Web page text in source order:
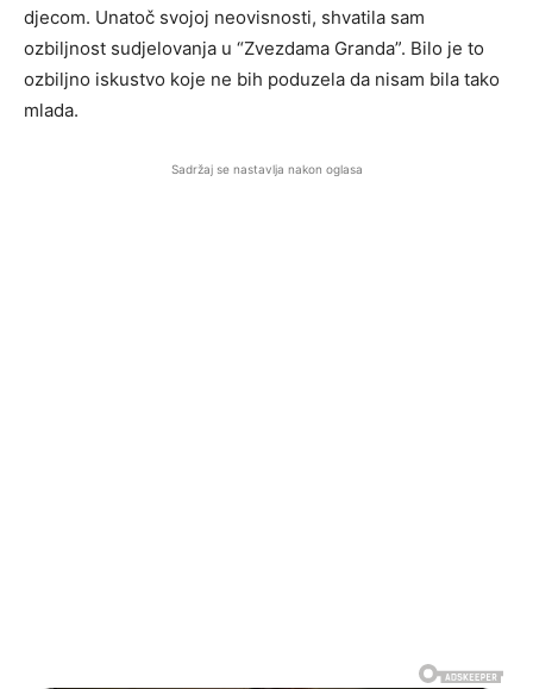
djecom. Unatoč svojoj neovisnosti, shvatila sam
ozbiljnost sudjelovanja u “Zvezdama Granda”. Bilo je to
ozbiljno iskustvo koje ne bih poduzela da nisam bila tako
mlada.
Sadržaj se nastavlja nakon oglasa